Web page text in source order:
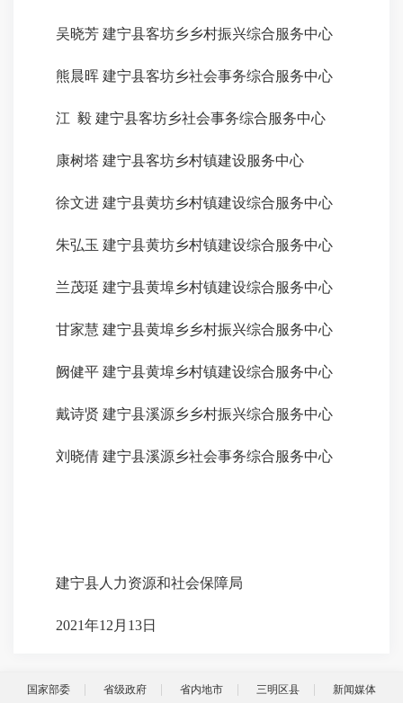
吴晓芳 建宁县客坊乡乡村振兴综合服务中心
熊晨晖 建宁县客坊乡社会事务综合服务中心
江 毅 建宁县客坊乡社会事务综合服务中心
康树塔 建宁县客坊乡村镇建设服务中心
徐文进 建宁县黄坊乡村镇建设综合服务中心
朱弘玉 建宁县黄坊乡村镇建设综合服务中心
兰茂珽 建宁县黄埠乡村镇建设综合服务中心
甘家慧 建宁县黄埠乡乡村振兴综合服务中心
阙健平 建宁县黄埠乡村镇建设综合服务中心
戴诗贤 建宁县溪源乡乡村振兴综合服务中心
刘晓倩 建宁县溪源乡社会事务综合服务中心
建宁县人力资源和社会保障局
2021年12 月 13日
国家部委 省级政府 省内地市 三明区县 新闻媒体